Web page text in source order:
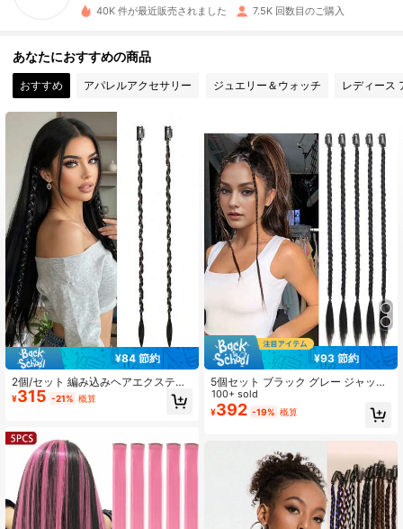
4.89 2.5K フォロワー
4.89 2.5K フォロワー
4.89 2.5K フォロワー
4.89 2.5K フォロワー
4.89 2.5K フォロワー
4.89 2.5K フォロワー
40K 件が最近販売されました 7.5K 回数目のご購入
あなたにおすすめの商品
おすすめ アパレルアクセサリー ジュエリー＆ウォッチ レディース
¥84 節約
2個/セット 編み込みヘアエクステン
ション クリップイン ロングヘアピー
ス フロントサイドパート前髪付き、
らかさ、女性用、20インチ (パール
チェーン装飾付き)
¥315 -21% 概算
¥93 節約
5個セット ブラック グレー ジャック
クリップ ブレイド ケミカルファイバ
ー ヘアエクステンション、女性の休
日や日常着用に適しています。クリ
ョンアクセサリー、高温に強いシル
クのケミカルファイバーエクステン
ション、クリスマス、新年、カーニ
バル、音楽祭などに使用できます。
100+ sold
¥392 -19% 概算